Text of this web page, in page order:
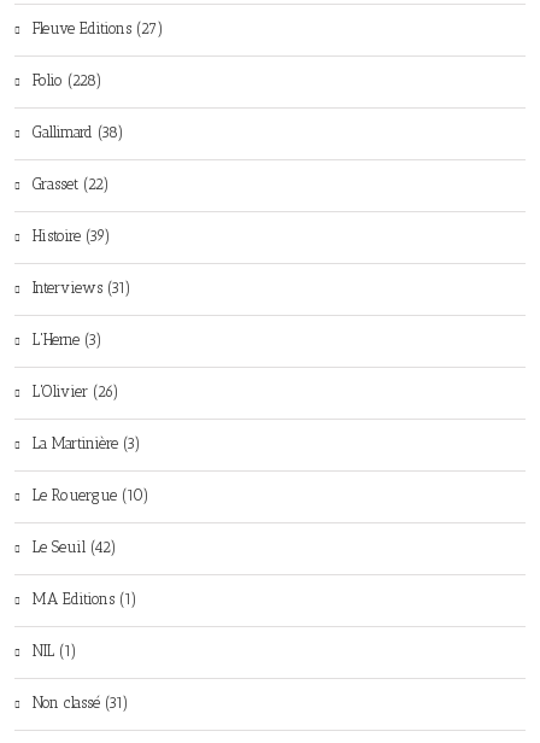
Fleuve Editions (27)
Folio (228)
Gallimard (38)
Grasset (22)
Histoire (39)
Interviews (31)
L'Herne (3)
L'Olivier (26)
La Martinière (3)
Le Rouergue (10)
Le Seuil (42)
MA Editions (1)
NIL (1)
Non classé (31)